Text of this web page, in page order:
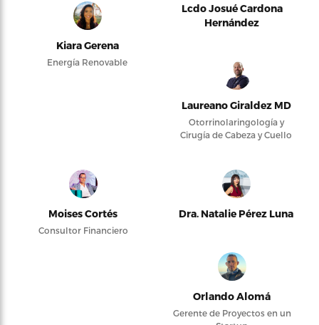
Kiara Gerena
Energía Renovable
Lcdo Josué Cardona
Hernández
Laureano Giraldez MD
Otorrinolaringología y
Cirugía de Cabeza y Cuello
Moises Cortés
Consultor Financiero
Dra. Natalie Pérez Luna
Orlando Alomá
Gerente de Proyectos en un